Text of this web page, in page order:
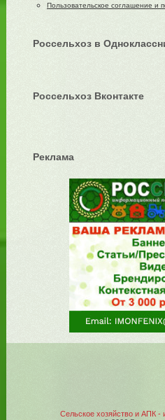
Пользовательское соглашение и
Россельхоз в
Россельхоз Вконтакте
Реклама
Сельское хозяйство и АПК